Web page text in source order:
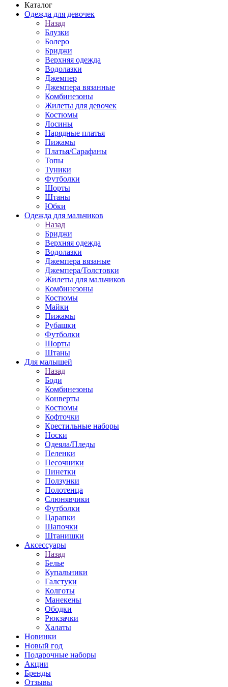
Каталог
Одежда для девочек
Назад
Блузки
Болеро
Бриджи
Верхняя одежда
Водолазки
Джемпер
Джемпера вязанные
Комбинезоны
Жилеты для девочек
Костюмы
Лосины
Нарядные платья
Пижамы
Платья/Сарафаны
Топы
Туники
Футболки
Шорты
Штаны
Юбки
Одежда для мальчиков
Назад
Бриджи
Верхняя одежда
Водолазки
Джемпера вязаные
Джемпера/Толстовки
Жилеты для мальчиков
Комбинезоны
Костюмы
Майки
Пижамы
Рубашки
Футболки
Шорты
Штаны
Для малышей
Назад
Боди
Комбинезоны
Конверты
Костюмы
Кофточки
Крестильные наборы
Носки
Одеяла/Пледы
Пеленки
Песочники
Пинетки
Ползунки
Полотенца
Слюнявчики
Футболки
Царапки
Шапочки
Штанишки
Аксессуары
Назад
Белье
Купальники
Галстуки
Колготы
Манекены
Ободки
Рюкзачки
Халаты
Новинки
Новый год
Подарочные наборы
Акции
Бренды
Отзывы